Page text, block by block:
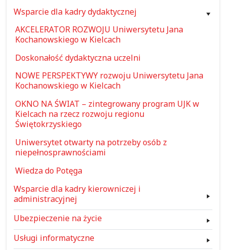
Wsparcie dla kadry dydaktycznej
AKCELERATOR ROZWOJU Uniwersytetu Jana
Kochanowskiego w Kielcach
Doskonałość dydaktyczna uczelni
NOWE PERSPEKTYWY rozwoju Uniwersytetu Jana
Kochanowskiego w Kielcach
OKNO NA ŚWIAT – zintegrowany program UJK w
Kielcach na rzecz rozwoju regionu
Świętokrzyskiego
Uniwersytet otwarty na potrzeby osób z
niepełnosprawnościami
Wiedza do Potęga
Wsparcie dla kadry kierowniczej i
administracyjnej
Ubezpieczenie na życie
Usługi informatyczne